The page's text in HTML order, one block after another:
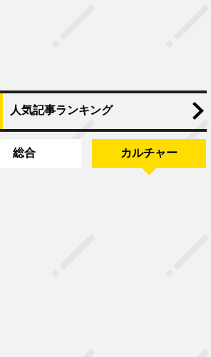
人気記事ランキング
総合 カルチャー